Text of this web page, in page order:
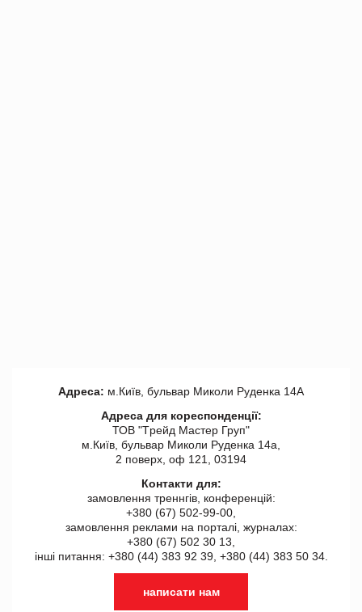
Адреса: м.Київ, бульвар Миколи Руденка 14А
Адреса для кореспонденції:
ТОВ "Tрейд Мастер Груп"
м.Київ, бульвар Миколи Руденка 14а,
2 поверх, оф 121, 03194
Контакти для:
замовлення треннгів, конференцій:
+380 (67) 502-99-00,
замовлення реклами на порталі, журналах:
+380 (67) 502 30 13,
інші питання: +380 (44) 383 92 39, +380 (44) 383 50 34.
написати нам